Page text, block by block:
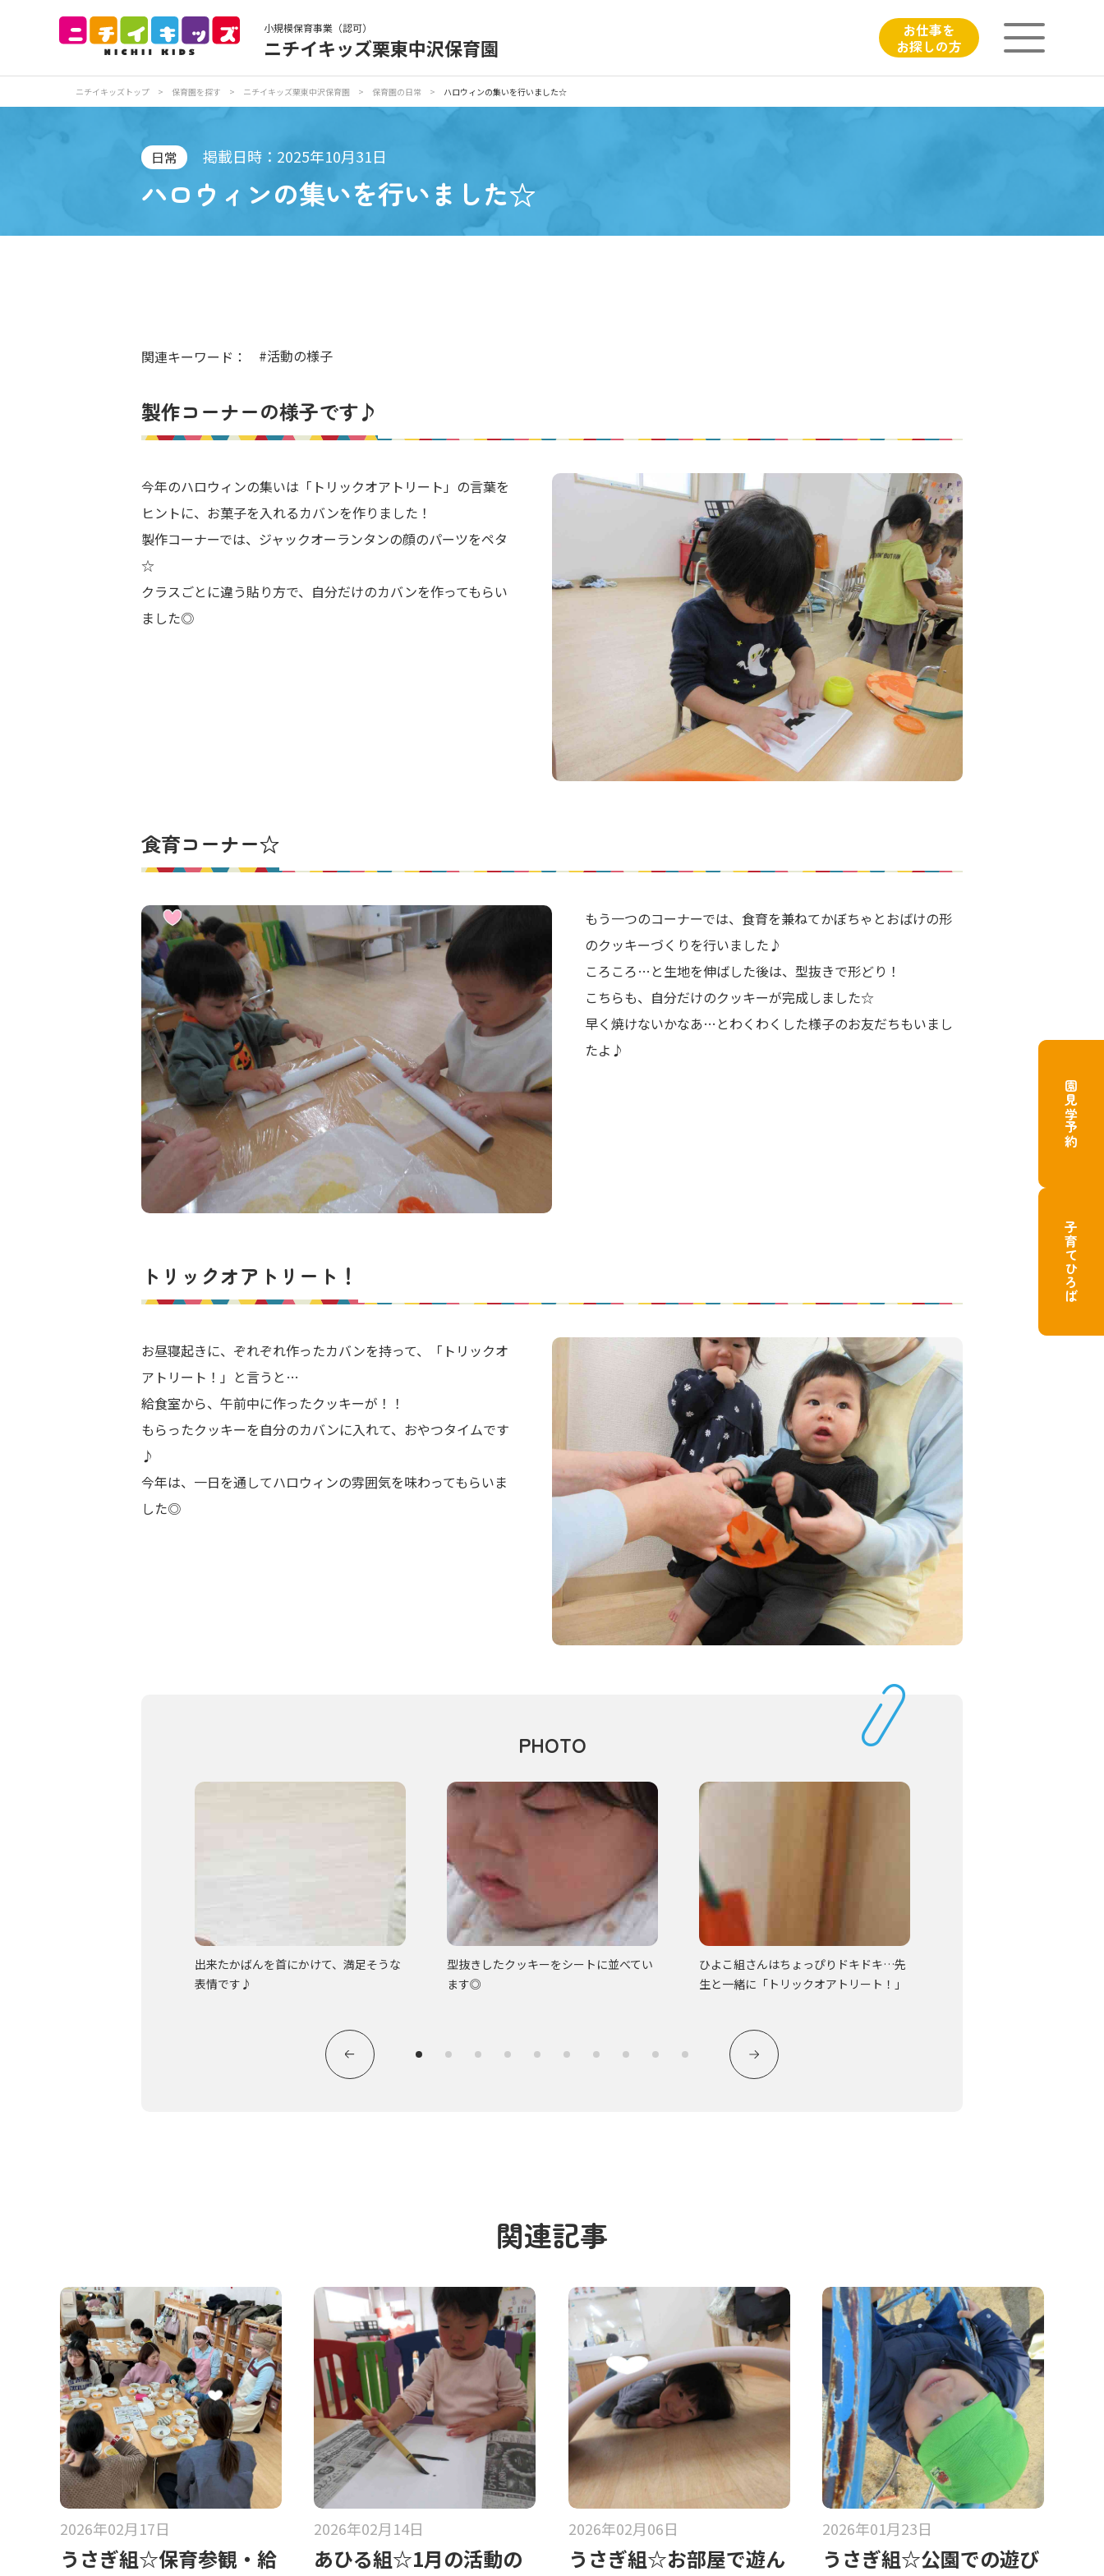
小規模保育事業（認可）
ニチイキッズ栗東中沢保育園
お仕事を
お探しの方
写真販売サービス 各種書類
プライバシーポリシー
ニチイキッズトップ > 保育園を探す > ニチイキッズ栗東中沢保育園 > 保育園の日常 > ハロウィンの集いを行いました☆
日常 掲載日時：2025年10月31日
ハロウィンの集いを行いました☆
関連キーワード： #活動の様子
製作コーナーの様子です♪
今年のハロウィンの集いは「トリックオアトリート」の言葉を
ヒントに、お菓子を入れるカバンを作りました！
製作コーナーでは、ジャックオーランタンの顔のパーツをペタ
☆
クラスごとに違う貼り方で、自分だけのカバンを作ってもらい
ました◎
食育コーナー☆
もう一つのコーナーでは、食育を兼ねてかぼちゃとおばけの形
のクッキーづくりを行いました♪
ころころ…と生地を伸ばした後は、型抜きで形どり！
こちらも、自分だけのクッキーが完成しました☆
早く焼けないかなあ…とわくわくした様子のお友だちもいまし
たよ♪
トリックオアトリート！
お昼寝起きに、ぞれぞれ作ったカバンを持って、「トリックオ
アトリート！」と言うと…
給食室から、午前中に作ったクッキーが！！
もらったクッキーを自分のカバンに入れて、おやつタイムです
♪
今年は、一日を通してハロウィンの雰囲気を味わってもらいま
した◎
PHOTO
出来たかばんを首にかけて、満足そうな
表情です♪
型抜きしたクッキーをシートに並べてい
ます◎
ひよこ組さんはちょっぴりドキドキ…先
生と一緒に「トリックオアトリート！」
関連記事
2026年02月17日
うさぎ組☆保育参観・給
2026年02月14日
あひる組☆1月の活動の
2026年02月06日
うさぎ組☆お部屋で遊ん
2026年01月23日
うさぎ組☆公園での遊び
園見学予約
子育てひろば